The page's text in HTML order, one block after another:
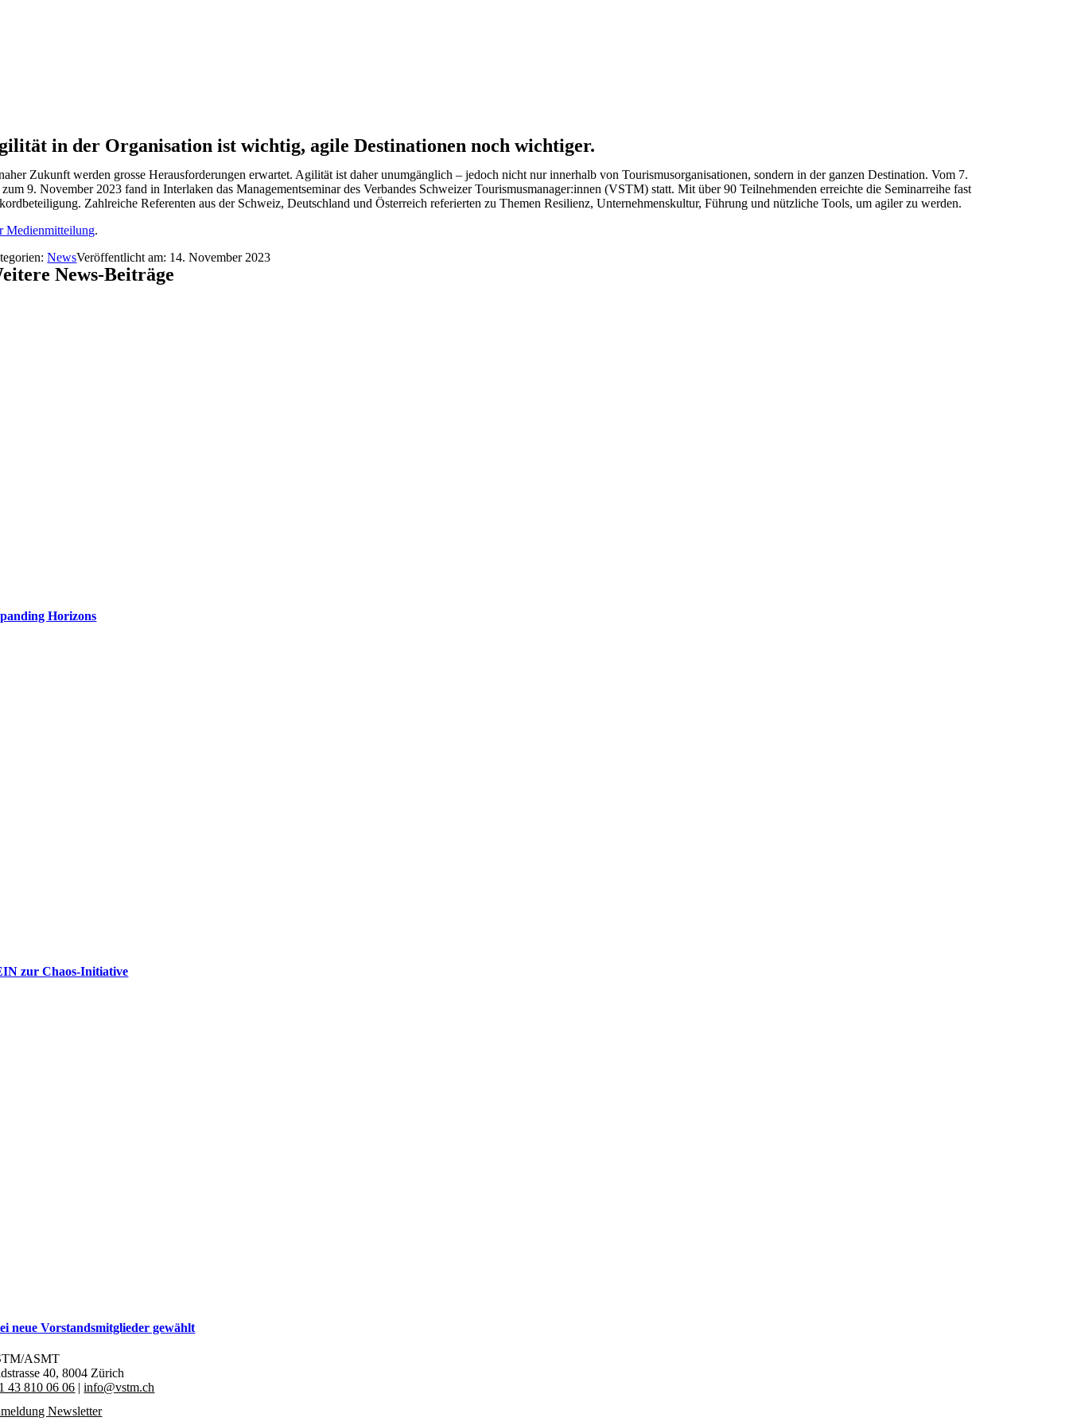
in der Organisation ist wichtig, agile Destinationen noch wichtiger.
Zukunft werden grosse Herausforderungen erwartet. Agilität ist daher unumgänglich – jedoch nicht nur innerhalb von Tourismusorganisationen, sondern in der ganzen Destination. Vom 7.
zum 9. November 2023 fand in Interlaken das Managementseminar des Verbandes Schweizer Tourismusmanager:innen (VSTM) statt. Mit über 90 Teilnehmenden erreichte die Seminarreihe fast
Zahlreiche Referenten aus der Schweiz, Deutschland und Österreich referierten zu Themen Resilienz, Unternehmenskultur, Führung und nützliche Tools, um agiler zu werden.
Medienmitteilung.
NewsVeröffentlicht am: 14. November 2023
News-Beiträge
Horizons
zur Chaos-Initiative
neue Vorstandsmitglieder gewählt
ASMT
40,8004 Zürich
43 810 06 06 |info@vstm.ch
Newsletter